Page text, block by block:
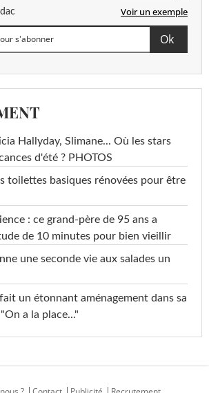
Voir un exemple
Hallyday, Slimane... Où les stars
d'été ? PHOTOS
toilettes basiques rénovées pour être
: ce grand-père de 95 ans a
de 10 minutes pour bien vieillir
une seconde vie aux salades un
un étonnant aménagement dans sa
a la place..."